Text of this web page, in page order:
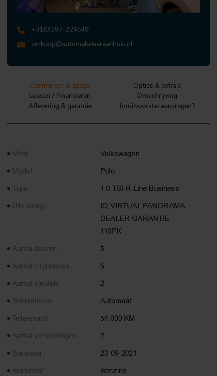
+31 (0)297-224549
verkoop@automakelaaraanhuis.nl
Kenmerken & specs
Opties & extra’s
Leasen / Financieren
Omschrijving
Aflevering & garantie
Inruilvoorstel aanvragen?
Merk
Volkswagen
Model
Polo
Type
1.0 TSI R-Line Business
Uitvoering
IQ VIRTUAL PANORAMA
DEALER GARANTIE
110PK
Aantal deuren
5
Aantal zitplaatsen
5
Aantal sleutels
2
Transmissie
Automaat
Tellerstand
54.000 KM
Aantal versnellingen
7
Bouwjaar
23-09-2021
Brandstof
Benzine